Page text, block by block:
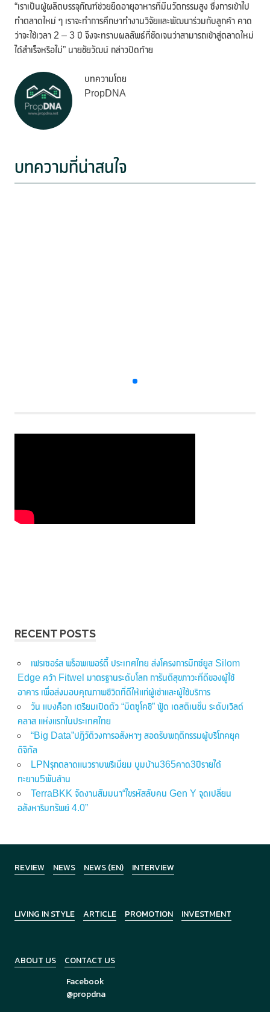
“เราเป็นผู้ผลิตบรรจุภัณฑ์ช่วยยืดอายุอาหารที่มีนวัตกรรมสูง ซึ่งการเข้าไป
ทำตลาดใหม่ ๆ เราจะทำการศึกษาทำงานวิจัยและพัฒนาร่วมกับลูกค้า คาด
ว่าจะใช้เวลา 2 – 3 ปี จึงจะทราบผลลัพธ์ที่ชัดเจนว่าสามารถเข้าสู่ตลาดใหม่
ได้สำเร็จหรือไม่” นายชัยวัฒน์ กล่าวปิดท้าย
บทความโดย
PropDNA
บทความที่น่าสนใจ
RECENT POSTS
เฟรเซอร์ส พร็อพเพอร์ตี้ ประเทศไทย ส่งโครงการมิกซ์ยูส Silom
Edge คว้า Fitwel มาตรฐานระดับโลก การันตีสุขภาวะที่ดีของผู้ใช้
อาคาร เพื่อส่งมอบคุณภาพชีวิตที่ดีให้แก่ผู้เช่าและผู้ใช้บริการ
วัน แบงค็อก เตรียมเปิดตัว “มิตซูโคชิ” ฟู้ด เดสติเนชั่น ระดับเวิลด์
คลาส แห่งแรกในประเทศไทย
“Big Data”ปฏิวัติวงการอสังหาฯ สอดรับพฤติกรรมผู้บริโภคยุค
ดิจิทัล
LPNรุกตลาดแนวราบพรีเมี่ยม บูมบ้าน365คาด3ปีรายได้
ทะยาน5พันล้าน
TerraBKK จัดงานสัมมนา“ไขรหัสลับคน Gen Y จุดเปลี่ยน
อสังหาริมทรัพย์ 4.0”
REVIEW NEWS NEWS (EN) INTERVIEW
LIVING IN STYLE ARTICLE PROMOTION INVESTMENT
ABOUT US
CONTACT US
Facebook
@propdna